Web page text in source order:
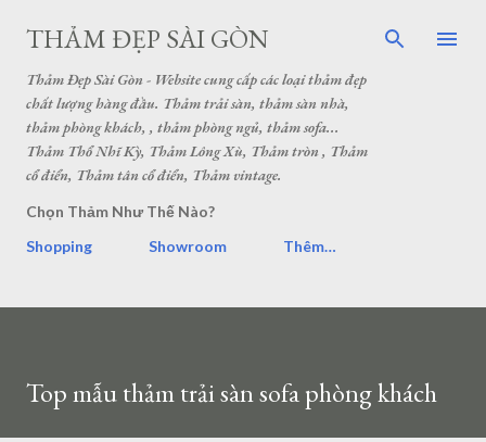
THẢM ĐẸP SÀI GÒN
Thảm Đẹp Sài Gòn - Website cung cấp các loại thảm đẹp
chất lượng hàng đầu. Thảm trải sàn, thảm sàn nhà,
thảm phòng khách, , thảm phòng ngủ, thảm sofa...
Thảm Thổ Nhĩ Kỳ, Thảm Lông Xù, Thảm tròn , Thảm
cổ điển, Thảm tân cổ điển, Thảm vintage.
Chọn Thảm Như Thế Nào?
Shopping
Showroom Thêm…
Top mẫu thảm trải sàn sofa phòng khách